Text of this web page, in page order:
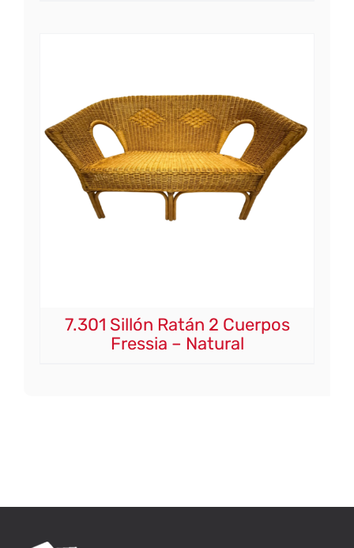
7.301 Sillón Ratán 2 Cuerpos
Fressia – Natural